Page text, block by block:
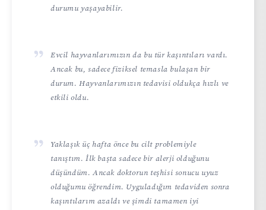
durumu yaşayabilir.
Evcil hayvanlarımızın da bu tür kaşıntıları vardı.
Ancak bu, sadece fiziksel temasla bulaşan bir
durum. Hayvanlarımızın tedavisi oldukça hızlı ve
etkili oldu.
Yaklaşık üç hafta önce bu cilt problemiyle
tanıştım. İlk başta sadece bir alerji olduğunu
düşündüm. Ancak doktorun teşhisi sonucu uyuz
olduğumu öğrendim. Uyguladığım tedaviden sonra
kaşıntılarım azaldı ve şimdi tamamen iyi